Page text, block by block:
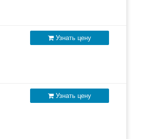
Узнать цену
Узнать цену